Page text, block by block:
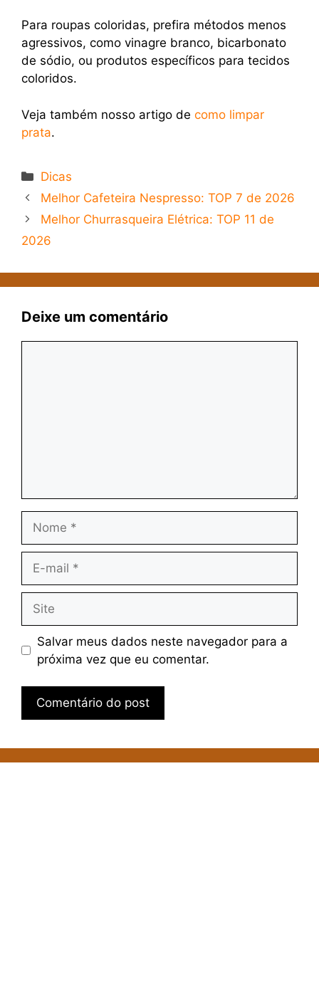
Para roupas coloridas, prefira métodos menos
agressivos, como vinagre branco, bicarbonato
de sódio, ou produtos específicos para tecidos
coloridos.
Veja também nosso artigo de como limpar
prata.
Categorias
Dicas
Melhor Cafeteira Nespresso: TOP 7 de 2026
Melhor Churrasqueira Elétrica: TOP 11 de
2026
Deixe um comentário
mail
Salvar meus dados neste navegador para a
próxima vez que eu comentar.